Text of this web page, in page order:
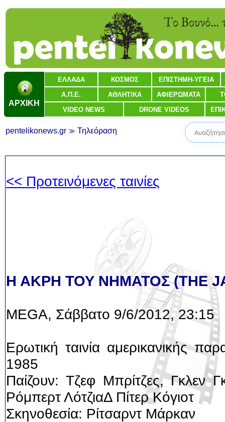
ΑΡΧΙΚΗ
ΕΛΛΑΔΑ ΚΟΣΜΟΣ ΕΠΙΣΤΗΜΗ-ΥΓΕΙΑ
Α.Π.Ε. ΑΘΛΗΤΙΚΑ ΑΦΙΕΡΩΜΑΤΑ
VIDEO NEWS DRONE VIDEOS
pentelikonews.gr Τηλεόραση
<< Προτεινόμενες ταινίες
Η ΑΚΡΗ ΤΟΥ ΝΗΜΑΤΟΣ (THE
MEGA, Σάββατο 9/6/2012, 23:15
Ερωτική ταινία αμερικανικής
1985
Παίζουν: Τζεφ Μπρίτζες, Γκλεν
Ρόμπερτ ΛότζιαΔ Πίτερ Κόγιοτ
Σκηνοθεσία: Ρίτσαρντ Μάρκαν